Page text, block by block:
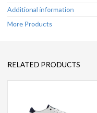
Additional information
More Products
RELATED PRODUCTS